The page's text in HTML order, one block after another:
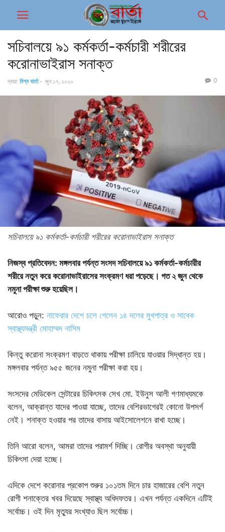
সচিবালয়ে ৯১ কর্মকর্তা-কর্মচারী শরীরের
করোনাভাইরাস সনাক্ত
দ্বারা বিশ্ব বার্তা - জুন ১৭, ২০২০ 0
সচিবালয়ে ৯১ কর্মকর্তা-কর্মচারী শরীরের করোনাভাইরাস সনাক্ত
নিজস্ব প্রতিবেদন: মঙ্গলবার পর্যন্ত সংসদ সচিবালয়ে ৯১ কর্মকর্তা-কর্মচারীর
শরীরে নতুন করে করোনাভাইরাসের সংক্রমণ ধরা পড়েছে। গত ২ জুন থেকে
নমুনা পরীক্ষা শুরু হয়েছিল।
আরোও পড়ুন: নাফেরার দেশে চলে গেলেন ১৪ দলের মুখপাত্র ও সাবেক
স্বাস্থ্যমন্ত্রী মোহাম্মদ নাসিম
কিন্তু করোনা সংক্রমণ বাড়তে থাকায় পরীক্ষা চালিয়ে যাওয়ার সিদ্ধান্ত হয়।
মঙ্গলবার পর্যন্ত ৯৫৫ জনের নমুনা পরীক্ষা করা হয়।
সংসদের মেডিকেল সেন্টারের চিকিৎসক সেখ মো. ইউনুস আলী গণমাধ্যমকে
বলেন, আক্রান্ত যাদের পাওয়া যাচ্ছে, তাদের বেশিরভাগেরই কোনো উপসর্গ
নেই। শনাক্ত হওয়ার পর তাদের বাসায় আইসোলেশনে রাখা হচ্ছে।
তিনি আরো বলেন, আমরা তাদের পরামর্শ দিচ্ছি। রোগীর অবস্থা অনুযায়ী
চিকিৎসা দেয়া হচ্ছে।
এদিকে দেশে করোনার প্রকোপ শুরুর ১০১তম দিনে চার হাজারের বেশি নতুন
রোগী শনাক্তের খবর দিয়েছে স্বাস্থ্য অধিদফতর। এখন পর্যন্ত একদিনে এটিই
সর্বোচ্চ। ওই দিন মৃত্যুর সংখ্যাও ছিল সর্বোচ্চ।